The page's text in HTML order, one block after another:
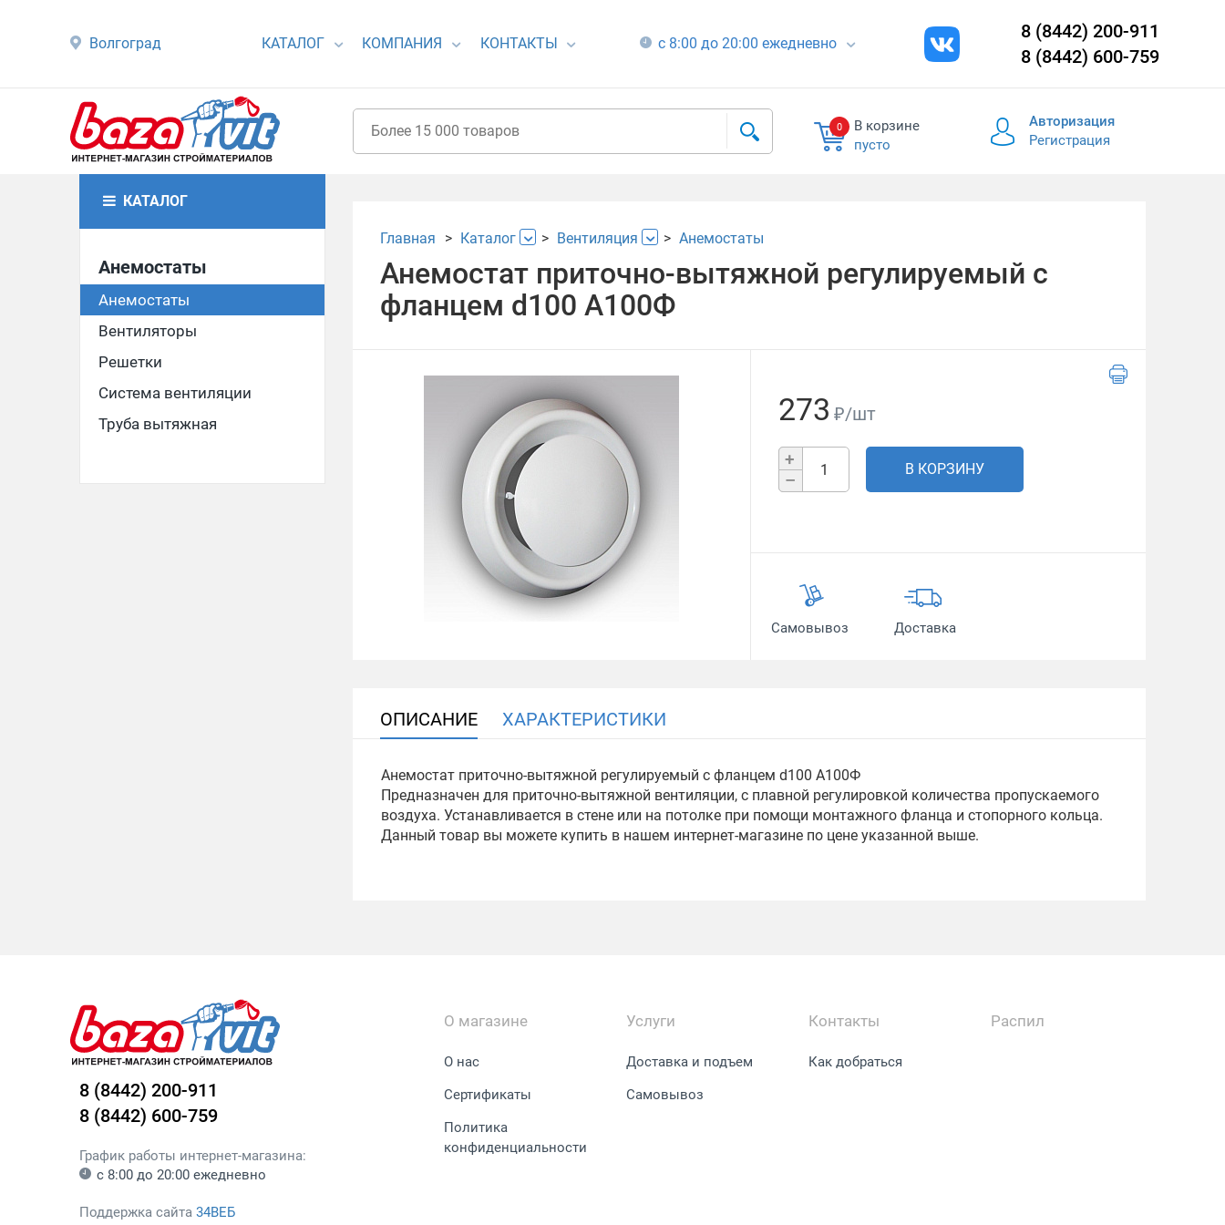
Волгоград КАТАЛОГ КОМПАНИЯ КОНТАКТЫ с 8:00 до 20:00 ежедневно
8 (8442) 200-911
8 (8442) 600-759
0
В корзине
пусто
Авторизация
Регистрация
КАТАЛОГ
Анемостаты
Анемостаты
Вентиляторы
Решетки
Система вентиляции
Труба вытяжная
Главная Каталог Вентиляция Анемостаты
Анемостат приточно-вытяжной регулируемый с
фланцем d100 А100Ф
273 ₽/шт
+
–
В КОРЗИНУ
Самовывоз Доставка
ОПИСАНИЕ ХАРАКТЕРИСТИКИ
Анемостат приточно-вытяжной регулируемый с фланцем d100 А100Ф
Предназначен для приточно-вытяжной вентиляции, с плавной регулировкой количества пропускаемого
воздуха. Устанавливается в стене или на потолке при помощи монтажного фланца и стопорного кольца.
Данный товар вы можете купить в нашем интернет-магазине по цене указанной выше.
8 (8442) 200-911
8 (8442) 600-759
График работы интернет-магазина:
с 8:00 до 20:00 ежедневно
Поддержка сайта 34ВЕБ
О магазине
О нас
Сертификаты
Политика
конфиденциальности
Услуги
Доставка и подъем
Самовывоз
Контакты
Как добраться
Распил